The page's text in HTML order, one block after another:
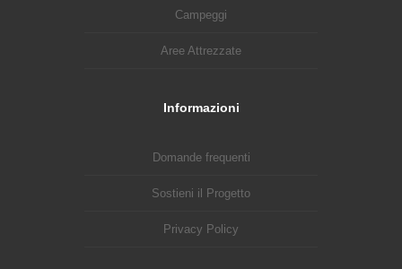
Campeggi
Aree Attrezzate
Informazioni
Domande frequenti
Sostieni il Progetto
Privacy Policy